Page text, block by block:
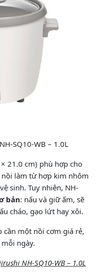
SQ10-WB – 1.0L
21.0 cm) phù hợp cho
làm từ hợp kim nhôm
sinh. Tuy nhiên, NH-
bản: nấu và giữ ấm, sẽ
cháo, gạo lứt hay xôi.
cần một nồi cơm giá rẻ,
ngày.
NH-SQ10-WB – 1.0L